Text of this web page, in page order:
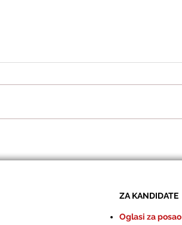
ZA KANDIDATE
Oglasi za posao